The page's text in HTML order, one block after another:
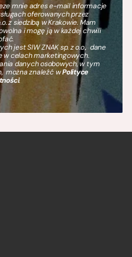
mnie adres e-mail informacje
oferowanych przez
z siedzibą w Krakowie. Mam
i mogę ją w każdej chwili
jest SIW ZNAK sp. z o.o., dane
w celach marketingowych.
danych osobowych, w tym
można znaleźć wPolityce
.